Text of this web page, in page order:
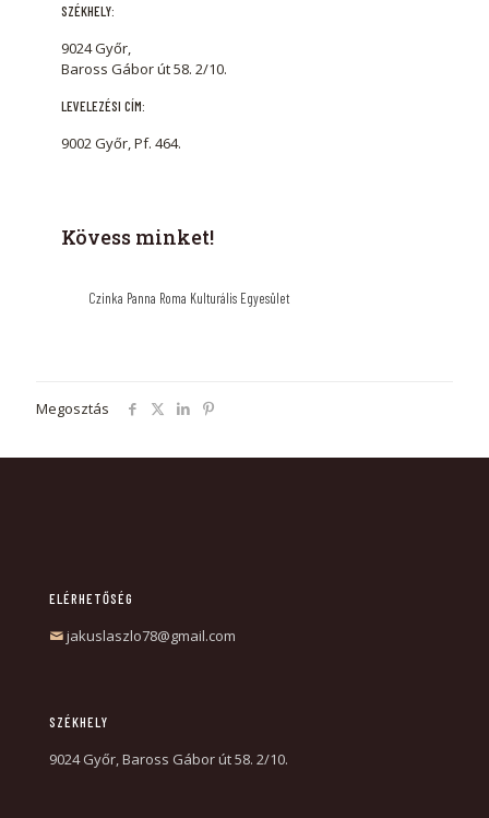
SZÉKHELY:
9024 Győr,
Baross Gábor út 58. 2/10.
LEVELEZÉSI CÍM:
9002 Győr, Pf. 464.
Kövess minket!
Czinka Panna Roma Kulturális Egyesület
Megosztás
ELÉRHETŐSÉG
jakuslaszlo78@gmail.com
SZÉKHELY
9024 Győr, Baross Gábor út 58. 2/10.